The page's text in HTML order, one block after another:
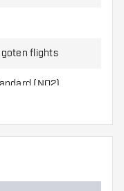
te komen
flights
(NO2)